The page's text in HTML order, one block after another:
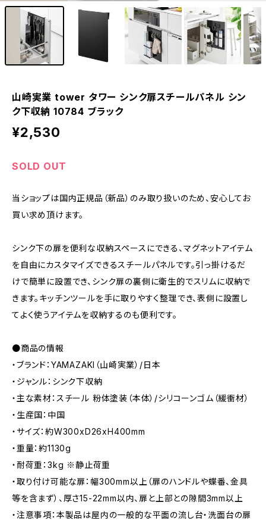
山崎実業 tower タワー シンク扉スチールパネル シン
ク下収納 10784 ブラック
¥2,530
SOLD OUT
当ショップは国内正規品（新品）のみ取り扱いのため、安心してお
買い求め頂けます。
シンク下の扉を便利な収納スペースにできる、マグネットアイテム
を自由にカスタマイズできるスチールパネルです。引っ掛けるだ
けで簡単に設置でき、シンク扉の裏側に衛生的でスリムに収納で
きます。キッチンツールを手に取りやすく整理でき、表側に設置し
てよく使うアイテムを収納するのも便利です。
●商品の情報
・ブランド：YAMAZAKI（山崎実業）/日本
・ジャンル：シンク下収納
・主な素材：スチール 粉体塗装（本体）/シリコーンゴム（緩衝材）
・生産国：中国
・サイズ：約W300xD26xH400mm
・重量：約1130g
・耐荷重：3kg ※静止荷重
・取り付け可能な扉：幅300mm以上（扉のハンドルや蝶番、金具
等を含まず）、厚さ15-22mm以内、扉と上部との隙間3mm以上
・注意事項：本製品は屋内の一般的な平面の流し台・洗面台の扉